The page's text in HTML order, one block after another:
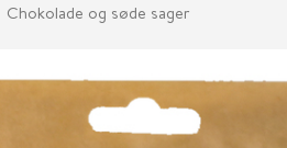
Chokolade og søde sager